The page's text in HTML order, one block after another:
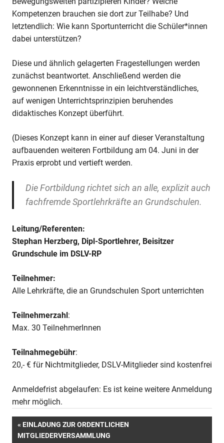
Kompetenzen brauchen sie dort zur Teilhabe? Und
letztendlich: Wie kann Sportunterricht die Schüler*innen
dabei unterstützen?
Diese und ähnlich gelagerten Fragestellungen werden
zunächst beantwortet. Anschließend werden die
gewonnenen Erkenntnisse in ein leichtverständliches,
auf wenigen Unterrichtsprinzipien beruhendes
didaktisches Konzept überführt.
(Dieses Konzept kann in einer auf dieser Veranstaltung
aufbauenden weiteren Fortbildung am 04. Juni in der
Praxis erprobt und vertieft werden.
Die Fortbildung richtet sich an alle, explizit auch
fachfremde Sportlehrkräfte an Grundschulen.
Leitung/Referenten:
Stephan Herzberg, Dipl-Sportlehrer, Beisitzer
Grundschule im DSLV-RP
Teilnehmer:
Alle Lehrkräfte, die an Grundschulen Sport unterrichten
Teilnehmerzahl :
Max. 30 TeilnehmerInnen
Teilnahmegebühr:
20,- € für Nichtmitglieder, DSLV-Mitglieder sind kostenfrei
Anmeldefrist abgelaufen: Es ist keine weitere Anmeldung
mehr möglich.
Beitragsnavigation
VORHERIGER
BEITRAG:
EINLADUNG ZUR ORDENTLICHEN
MITGLIEDERVERSAMMLUNG